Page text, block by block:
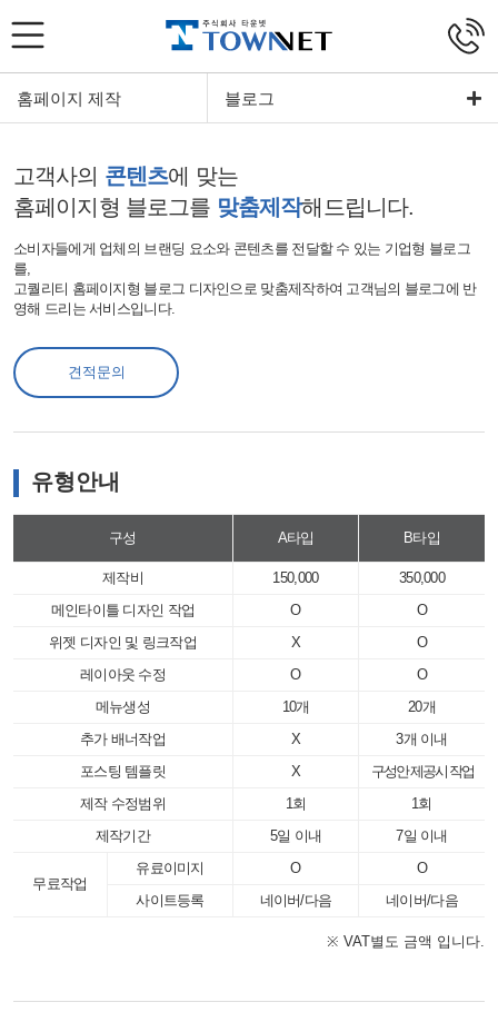
홈페이지 제작 블로그
고객사의 콘텐츠에 맞는
홈페이지형 블로그를 맞춤제작해드립니다.
소비자들에게 업체의 브랜딩 요소와 콘텐츠를 전달할 수 있는 기업형 블로그
를,
고퀄리티 홈페이지형 블로그 디자인으로 맞춤제작하여 고객님의 블로그에 반
영해 드리는 서비스입니다.
견적문의
유형안내
구성 A타입 B타입
제작비 150,000
350,000
메인타이틀 디자인 작업
O
O
위젯 디자인 및 링크작업
X
O
레이아웃 수정
O
O
메뉴생성
10개
20개
추가 배너작업
X
3개 이내
포스팅 템플릿
X
구성안 제공시 작업
제작 수정범위
1회
1회
제작기간
5일 이내 7일 이내
무료작업
유료이미지 O
O
사이트등록
네이버/다음 네이버/다음
※ VAT별도 금액 입니다.